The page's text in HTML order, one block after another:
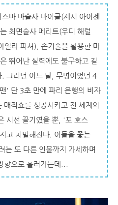
마 마술사 마이클(제시 아이젠
최면술사 메리트(우디 해럴
일라 피셔), 손기술을 활용한 마
뛰어난 실력에도 불구하고 길
그러던 어느 날, 무명이었던 4
' 단 3초 만에 파리 은행의 비자
직쇼를 성공시키고 전 세계의
시선 끌기였을 뿐, '포 호스
고 치밀해진다. 이들을 쫓는
는 또 다른 인물까지 가세하며
으로 흘러가는데...